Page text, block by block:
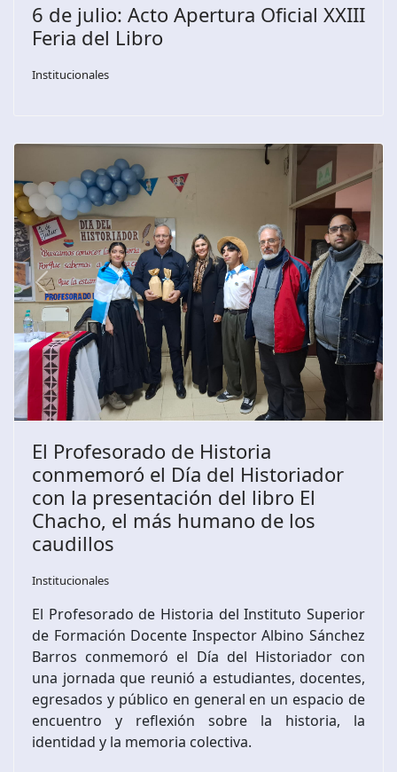
6 de julio: Acto Apertura Oficial XXIII
Feria del Libro
Institucionales
Previous Next
El Profesorado de Historia
conmemoró el Día del Historiador
con la presentación del libro El
Chacho, el más humano de los
caudillos
Institucionales
El Profesorado de Historia del Instituto Superior
de Formación Docente Inspector Albino Sánchez
Barros conmemoró el Día del Historiador con
una jornada que reunió a estudiantes, docentes,
egresados y público en general en un espacio de
encuentro y reflexión sobre la historia, la
identidad y la memoria colectiva.